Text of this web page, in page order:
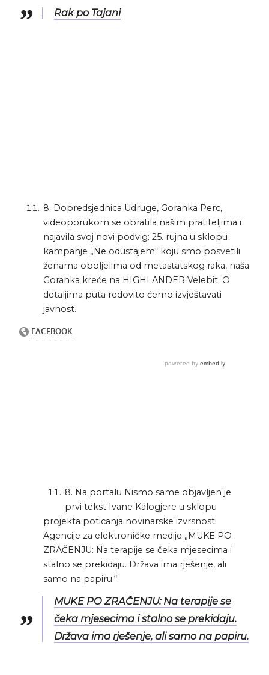
Rak po Tajani
8. Dopredsjednica Udruge, Goranka Perc,
videoporukom se obratila našim pratiteljima i
najavila svoj novi podvig: 25. rujna u sklopu
kampanje „Ne odustajem“ koju smo posvetili
ženama oboljelima od metastatskog raka, naša
Goranka kreće na HIGHLANDER Velebit. O
detaljima puta redovito ćemo izvještavati
javnost.
8. Na portalu Nismo same objavljen je
prvi tekst Ivane Kalogjere u sklopu
projekta poticanja novinarske izvrsnosti
Agencije za elektroničke medije „MUKE PO
ZRAČENJU: Na terapije se čeka mjesecima i
stalno se prekidaju. Država ima rješenje, ali
samo na papiru.“:
MUKE PO ZRAČENJU: Na terapije se
čeka mjesecima i stalno se prekidaju.
Država ima rješenje, ali samo na papiru.